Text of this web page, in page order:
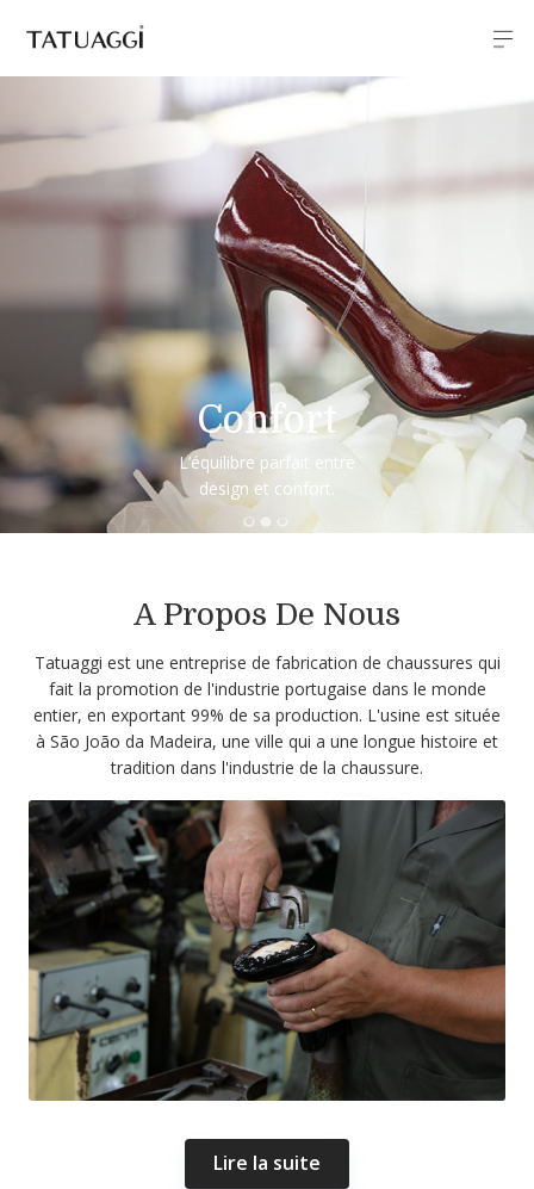
Confort
L’équilibre parfait entre
design et confort.
A Propos De Nous
Tatuaggi est une entreprise de fabrication de chaussures qui
fait la promotion de l'industrie portugaise dans le monde
entier, en exportant 99% de sa production. L'usine est située
à São João da Madeira, une ville qui a une longue histoire et
tradition dans l'industrie de la chaussure.
Lire la suite